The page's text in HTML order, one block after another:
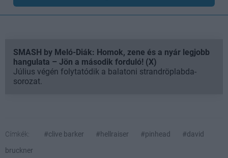
SMASH by Meló-Diák: Homok, zene és a nyár legjobb
hangulata – Jön a második forduló! (X)
Július végén folytatódik a balatoni strandröplabda-
sorozat.
Címkék: #clive barker #hellraiser #pinhead
#david
bruckner